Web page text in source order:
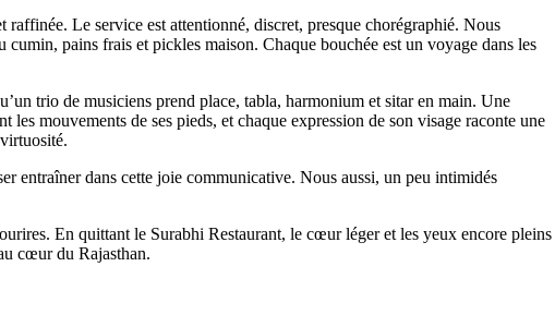
raffinée. Le service est attentionné, discret, presque chorégraphié. Nous
pains frais et pickles maison. Chaque bouchée est un voyage dans les
trio de musiciens prend place, tabla, harmonium et sitar en main. Une
les mouvements de ses pieds, et chaque expression de son visage raconte une
entraîner dans cette joie communicative. Nous aussi, un peu intimidés
En quittant le Surabhi Restaurant, le cœur léger et les yeux encore pleins
cœur du Rajasthan.